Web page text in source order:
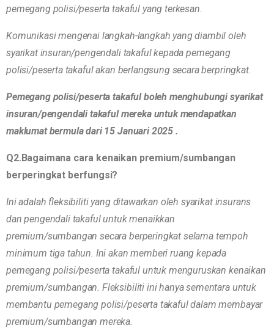
pemegang polisi/peserta takaful yang terkesan.
Komunikasi mengenai langkah-langkah yang diambil oleh
syarikat insuran/pengendali takaful kepada pemegang
polisi/peserta takaful akan berlangsung secara berpringkat.
Pemegang polisi/peserta takaful boleh menghubungi syarikat
insuran/pengendali takaful mereka untuk mendapatkan
maklumat bermula dari 15 Januari 2025 .
Q2.Bagaimana cara kenaikan premium/sumbangan
berperingkat berfungsi?
Ini adalah fleksibiliti yang ditawarkan oleh syarikat insurans
dan pengendali takaful untuk menaikkan
premium/sumbangan secara berperingkat selama tempoh
minimum tiga tahun. Ini akan memberi ruang kepada
pemegang polisi/peserta takaful untuk menguruskan kenaikan
premium/sumbangan. Fleksibiliti ini hanya sementara untuk
membantu pemegang polisi/peserta takaful dalam membayar
premium/sumbangan mereka.